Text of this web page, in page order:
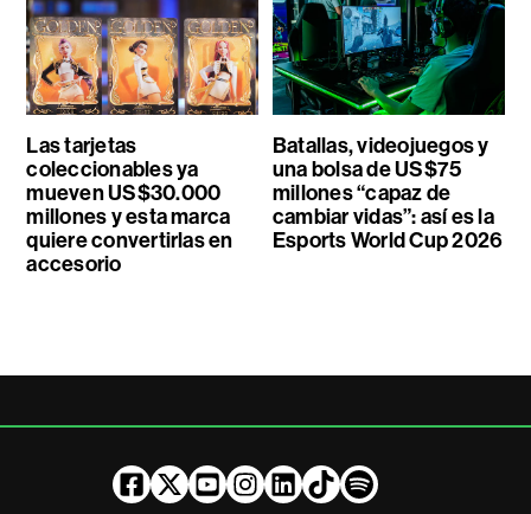
Las tarjetas
coleccionables ya
mueven US$30.000
millones y esta marca
quiere convertirlas en
accesorio
Batallas, videojuegos y
una bolsa de US$75
millones “capaz de
cambiar vidas”: así es la
Esports World Cup 2026